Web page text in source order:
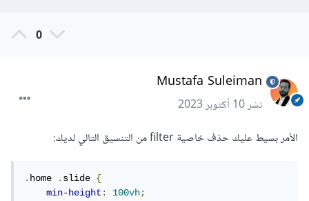
0
Mustafa Suleiman
نشر10 أكتوبر 2023
الأمر بسيط عليك حذف خاصية filter من التنسيق التالي لديك:
.home .slide {
min-height: 100vh;